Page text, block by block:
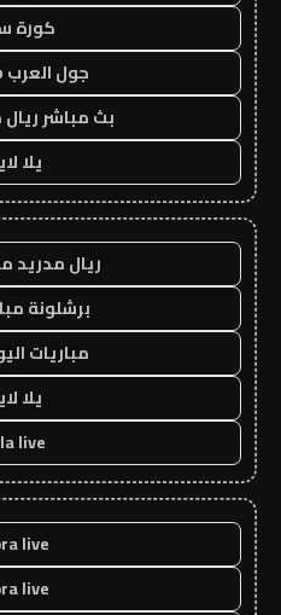
كورة
جول العرب goalarab
بث مباشر
يلا
ريال مدريد
برشلونة
مباريات
يلا
live
live
live